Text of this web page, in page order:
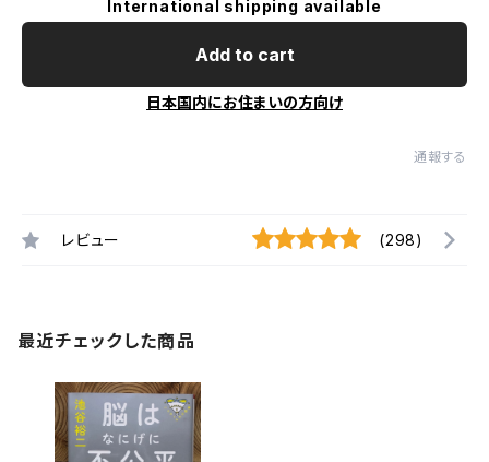
International shipping available
Add to cart
日本国内にお住まいの方向け
通報する
レビュー (298)
最近チェックした商品